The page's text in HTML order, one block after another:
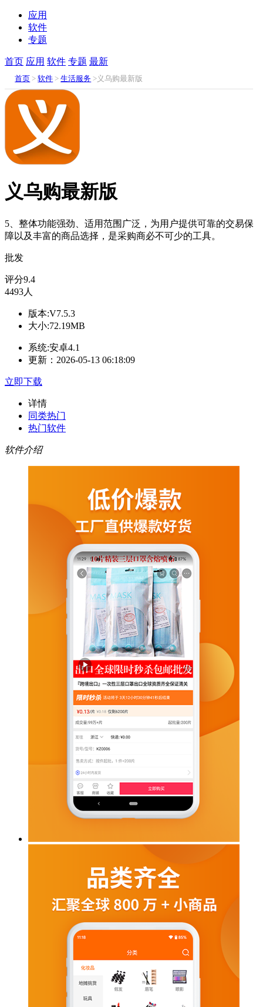
应用
软件
专题
首页 应用 软件 专题 最新
首页 >软件 >生活服务 >义乌购最新版
义乌购最新版
5、整体功能强劲、适用范围广泛，为用户提供可靠的交易保
障以及丰富的商品选择，是采购商必不可少的工具。
批发
评分9.4
4493人
版本:V7.5.3
大小:72.19MB
系统:安卓4.1
更新：2026-05-13 06:18:09
立即下载
详情
同类热门
热门软件
软件介绍